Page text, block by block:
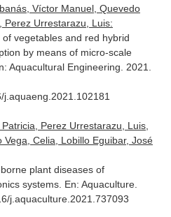
Víctor Manuel, Quevedo
Perez Urrestarazu, Luis:
vegetables and red hybrid
by means of micro-scale
Aquacultural Engineering . 2021.
Perez Urrestarazu, Luis,
Vega, Celia, Lobillo Eguibar, José
plant diseases of
systems. En: Aquaculture.
j.aquaculture.2021.737093